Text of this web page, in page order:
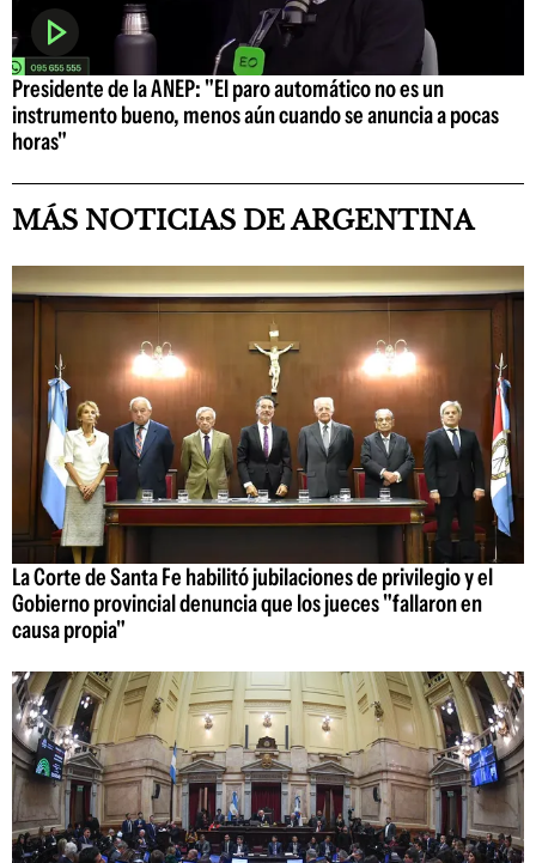
Presidente de la ANEP: "El paro automático no es un
instrumento bueno, menos aún cuando se anuncia a pocas
horas"
MÁS NOTICIAS DE ARGENTINA
La Corte de Santa Fe habilitó jubilaciones de privilegio y el
Gobierno provincial denuncia que los jueces "fallaron en
causa propia"